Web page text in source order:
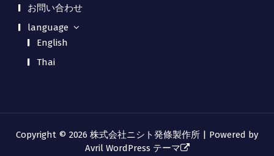
お問い合わせ
language
English
Thai
Copyright © 2026 株式会社ニシト発條製作所 | Powered by
Avril WordPress テーマ